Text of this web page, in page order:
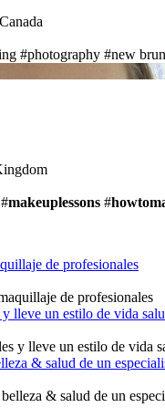
#photography #new
#makeuplessons #
de profesionales
lleve un estilo de vida
& salud de un